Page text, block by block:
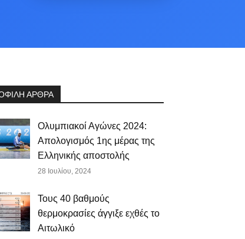
ΑΡΘΡΑ
Ολυμπιακοί Αγώνες 2024:
Απολογισμός 1ης μέρας της
Ελληνικής αποστολής
28 Ιουλίου, 2024
Τους 40 βαθμούς
θερμοκρασίες άγγιξε εχθές το
Αιτωλικό